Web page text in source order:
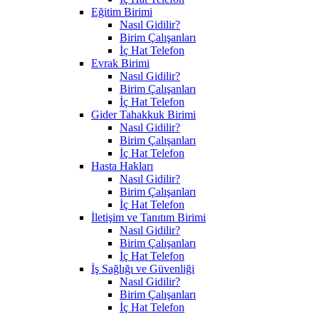
Eğitim Birimi
Nasıl Gidilir?
Birim Çalışanları
İç Hat Telefon
Evrak Birimi
Nasıl Gidilir?
Birim Çalışanları
İç Hat Telefon
Gider Tahakkuk Birimi
Nasıl Gidilir?
Birim Çalışanları
İç Hat Telefon
Hasta Hakları
Nasıl Gidilir?
Birim Çalışanları
İç Hat Telefon
İletişim ve Tanıtım Birimi
Nasıl Gidilir?
Birim Çalışanları
İç Hat Telefon
İş Sağlığı ve Güvenliği
Nasıl Gidilir?
Birim Çalışanları
İç Hat Telefon